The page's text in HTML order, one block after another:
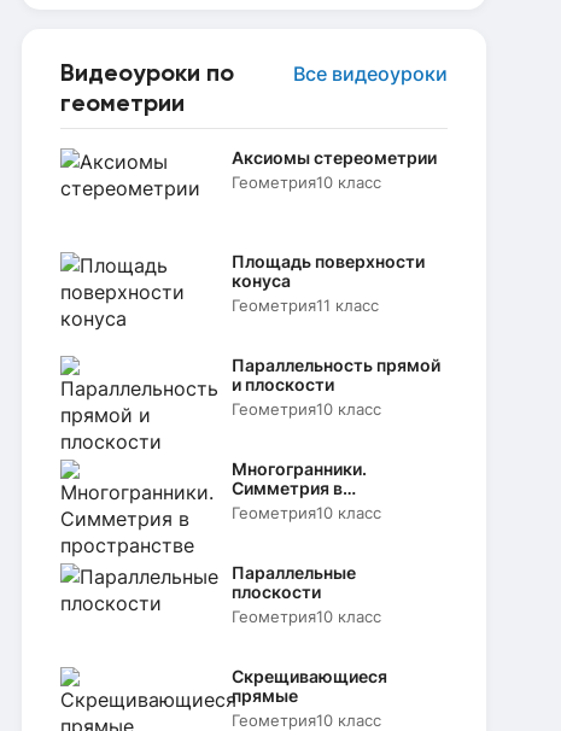
Видеоуроки по
геометрии
Все видеоуроки
Аксиомы стереометрии
Геометрия10 класс
Площадь поверхности
конуса
Геометрия11 класс
Параллельность прямой
и плоскости
Геометрия10 класс
Многогранники.
Симметрия в
пространстве
Геометрия10 класс
Параллельные
плоскости
Геометрия10 класс
Скрещивающиеся
прямые
Геометрия10 класс